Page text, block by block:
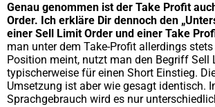
Genau genommen ist der Take Profit
Order. Ich erkläre Dir dennoch den
einer Sell Limit Order und einer Take
man unter dem Take-Profit allerdings
Position meint, nutzt man den Begriff Sell
typischerweise für einen Short Einstieg.
Umsetzung ist aber wie gesagt identisch.
Sprachgebrauch wird es nur